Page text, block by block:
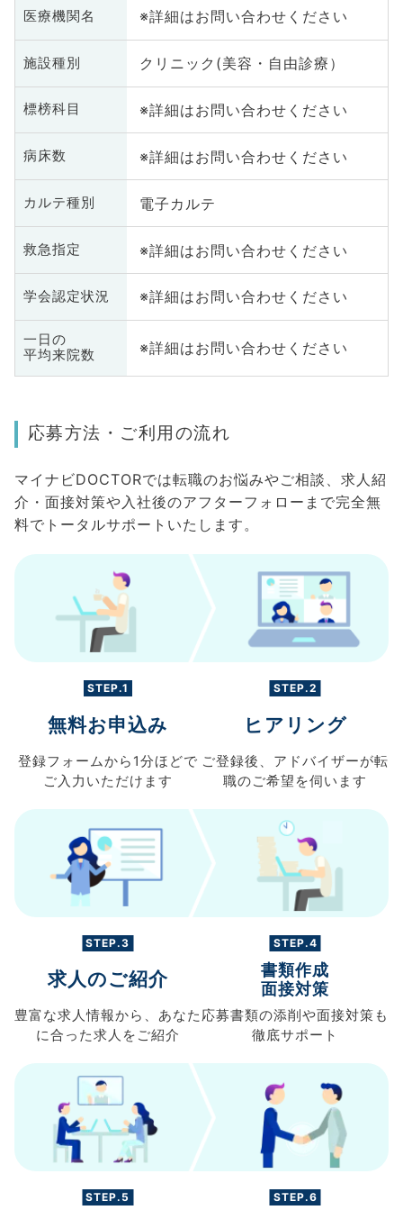
医療機関名 ※詳細はお問い合わせください
施設種別 クリニック(美容・自由診療）
標榜科目 ※詳細はお問い合わせください
病床数 ※詳細はお問い合わせください
カルテ種別 電子カルテ
救急指定 ※詳細はお問い合わせください
学会認定状況 ※詳細はお問い合わせください
一日の
平均来院数
※詳細はお問い合わせください
応募方法・ご利用の流れ
マイナビDOCTORでは転職のお悩みやご相談、求人紹
介・面接対策や入社後のアフターフォローまで完全無
料でトータルサポートいたします。
STEP.1
無料お申込み
登録フォームから 1分ほどで
ご入力 いただけます
STEP.2
ヒアリング
ご登録後、 アドバイザーが転
職のご希望を伺います
STEP.3
求人のご紹介
豊富な求人情報から、 あなた
に合った求人を ご紹介
STEP.4
書類作成
面接対策
応募書類の添削や面接対策も
徹底サポート
STEP.5 STEP.6